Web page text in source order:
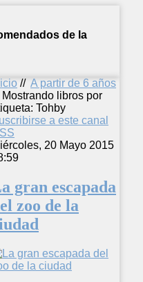
de la
// A partir de 6 años
Mostrando libros por
Tohby
a este canal
20 Mayo 2015
gran escapada
zoo de la